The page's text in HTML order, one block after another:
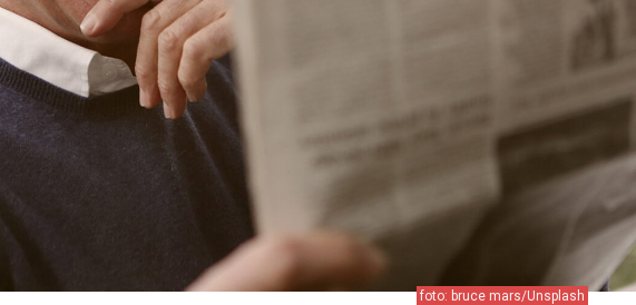
foto: bruce mars/Unsplash